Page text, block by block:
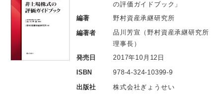
の評価ガイドブック」
編著
野村資産承継研究所
編著者
品川芳宣（野村資産承継研究所
理事長）
発売日
2017年10月12日
ISBN
978-4-324-10399-9
出版社
株式会社ぎょうせい